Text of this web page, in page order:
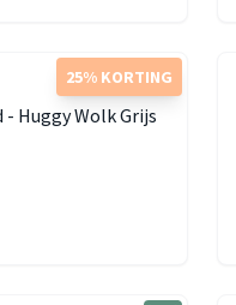
25% KORTING
Huggy Wolk Grijs